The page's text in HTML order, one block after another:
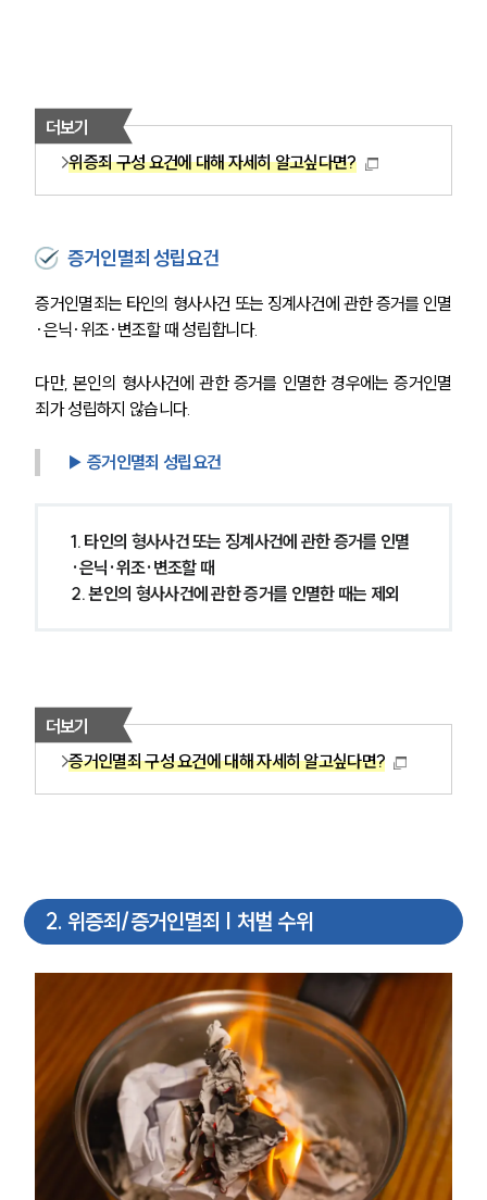
더보기
위증죄 구성 요건에 대해 자세히 알고싶다면?
증거인멸죄 성립요건
증거인멸죄는 타인의 형사사건 또는 징계사건에 관한 증거를 인멸
·은닉·위조·변조할 때 성립합니다.
다만, 본인의 형사사건에 관한 증거를 인멸한 경우에는 증거인멸
죄가 성립하지 않습니다.
▶ 증거인멸죄 성립요건
1. 타인의 형사사건 또는 징계사건에 관한 증거를 인멸
·은닉·위조·변조할 때
2. 본인의 형사사건에 관한 증거를 인멸한 때는 제외
더보기
증거인멸죄 구성 요건에 대해 자세히 알고싶다면?
2. 위증죄/증거인멸죄 | 처벌 수위